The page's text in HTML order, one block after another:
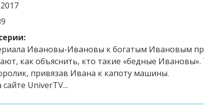
Ивановы-Ивановы к богатым Ивановым
как объяснить, кто такие «бедные
привязав Ивана к капоту машины.
UniverTV...